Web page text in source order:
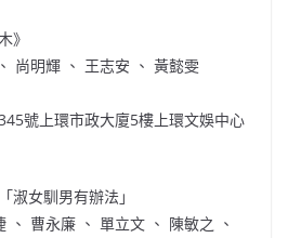
》
尚明輝 、 王志安 、 黃懿雯
號上環市政大廈5樓上環文娛中心
淑女馴男有辦法」
、 曹永廉 、 單立文 、 陳敏之 、